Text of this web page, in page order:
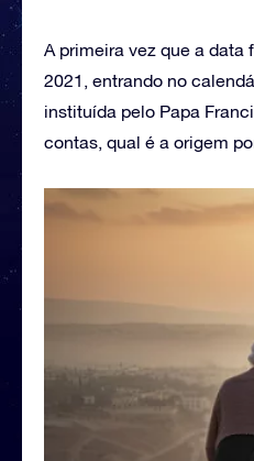
A primeira vez que a data
2021, entrando no
instituída pelo Papa
contas, qual é a origem